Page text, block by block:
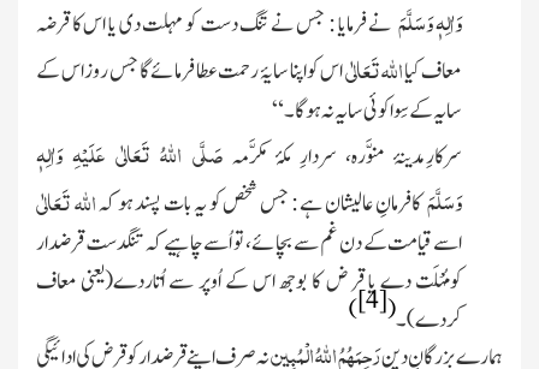
وَاٰلِہٖ وَسَلَّمَنے فرمایا : جس نے تنگ دست کو مہلت دی یا اس کا قرضہ
معاف کیااللہ تَعَالٰیاس کو اپنا سایۂ رحمت عطا فرمائے گا جس روز اس کے
سایہ کے سِوا کوئی سایہ نہ ہوگا۔“
سرکارِمدینۂ منوَّرہ، سردارِ مکۂ مکرَّمہ صَلَّی اللہُ تَعَالٰی عَلَیْہِ وَاٰلِہٖ
وَسَلَّمَکافرمانِ عالیشان ہے : جس شخص کو یہ بات پسند ہو کہاللہ تَعَالٰی
اسے قیامت کے دن غم سے بچائے، تو اُسے چاہیے کہ تنگدست قرضدار
کومُہْلَت دے یا قر ض کا بوجھ اس کے اُوپر سے اُتاردے(یعنی معاف
کردے)۔(
[4]
)
ہمارےبزرگانِ دینرَحِمَہُمُاللّٰہُالْمُبِیننہ صرف اپنے قرضدار کو قرض کی ادائیگی